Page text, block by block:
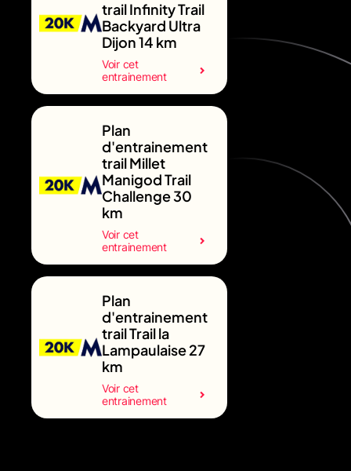
trail Infinity Trail
Backyard Ultra
Dijon 14 km
Voir cet
entrainement
Plan
d'entrainement
trail Millet
Manigod Trail
Challenge 30
km
Voir cet
entrainement
Plan
d'entrainement
trail Trail la
Lampaulaise 27
km
Voir cet
entrainement